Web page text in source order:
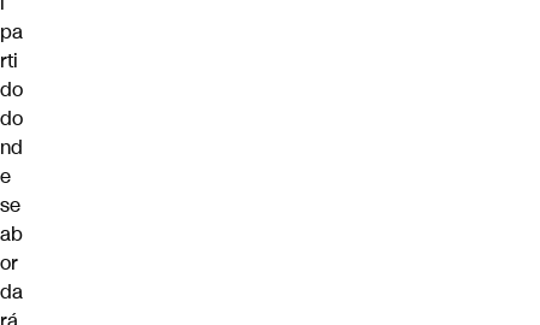
pa
rti
do
do
nd
e
se
ab
or
da